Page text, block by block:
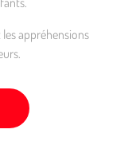
appréhensions